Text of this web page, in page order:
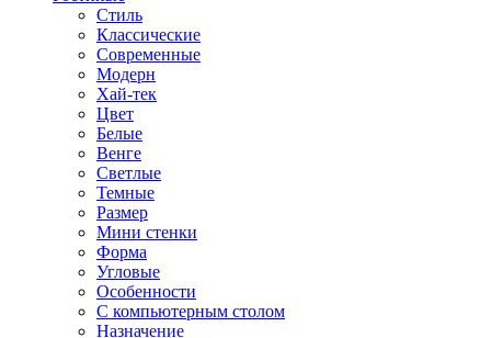
Стиль
Классические
Современные
Модерн
Хай-тек
Цвет
Белые
Венге
Светлые
Темные
Размер
Мини стенки
Форма
Угловые
Особенности
С компьютерным столом
Назначение